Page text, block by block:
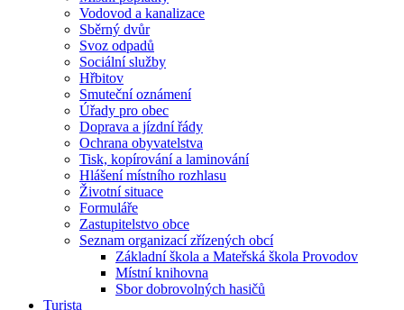
Vodovod a kanalizace
Sběrný dvůr
Svoz odpadů
Sociální služby
Hřbitov
Smuteční oznámení
Úřady pro obec
Doprava a jízdní řády
Ochrana obyvatelstva
Tisk, kopírování a laminování
Hlášení místního rozhlasu
Životní situace
Formuláře
Zastupitelstvo obce
Seznam organizací zřízených obcí
Základní škola a Mateřská škola Provodov
Místní knihovna
Sbor dobrovolných hasičů
Turista